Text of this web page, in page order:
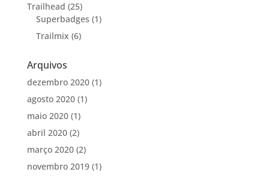
Trailhead (25)
Superbadges (1)
Trailmix (6)
Arquivos
dezembro 2020(1)
agosto 2020(1)
maio 2020(1)
abril 2020(2)
março 2020(2)
novembro 2019(1)